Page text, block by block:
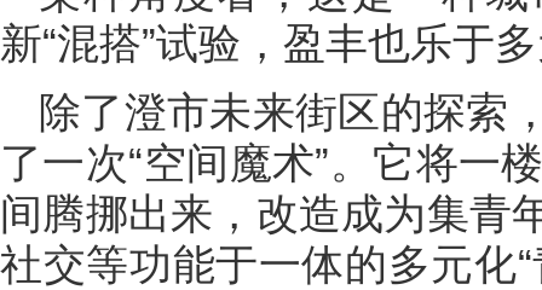
新“混搭”试验，盈丰也乐于
除了澄市未来街区的探索
了一次“空间魔术”。它将一
间腾挪出来，改造成为集青
社交等功能于一体的多元化